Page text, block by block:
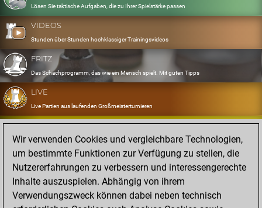
Lösen Sie taktische Aufgaben, die zu Ihrer Spielstärke passen
VIDEOS
Stunden über Stunden hochklassiger Trainingsvideos
FRITZ
Das Schachprogramm, das wie ein Mensch spielt. Mit guten Tipps
LIVE
Live Partien aus laufenden Großmeisterturnieren
OPENINGS
Erfassen und Üben Sie Ihr Eröffnungsrepertoire
DATABASE
Acht Millionen starke Partien
MYGAMES
Speichern und analysieren Sie eigene Partien in der Cloud
Wir verwenden Cookies und vergleichbare Technologien,
um bestimmte Funktionen zur Verfügung zu stellen, die
Nutzererfahrungen zu verbessern und interessengerechte
Inhalte auszuspielen. Abhängig von ihrem
Verwendungszweck können dabei neben technisch